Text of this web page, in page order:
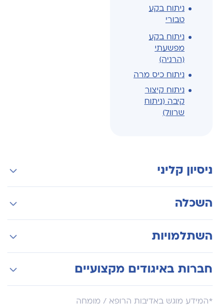
ניתוח בקע
טבורי
ניתוח בקע
מפשעתי
(הרניה)
ניתוח כיס מרה
ניתוח קיצור
קיבה (ניתוח
שרוול)
ניסיון קליני
השומר
מומחה בכירורגיה, בי"ח ע"ש שיבא, תל השומר
מומחה בכירורגיה, מקסיקו
השכלה
השתלמויות
השתלמות בכירורגיה להשמנת יתר
חברות באיגודים מקצועיים
*המידע מוגש באדיבות הרופא / מומחה